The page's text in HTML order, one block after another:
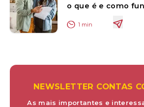
o que é e como
1 min
NEWSLETTER CONTAS
As mais importantes e